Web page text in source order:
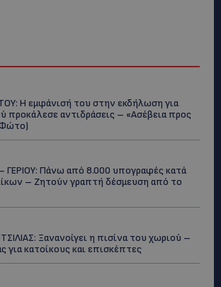
Η εμφάνισή του στην εκδήλωση για
προκάλεσε αντιδράσεις – «Ασέβεια προς
ΓΕΡΙΟΥ: Πάνω από 8.000 υπογραφές κατά
– Ζητούν γραπτή δέσμευση από το
Ξανανοίγει η πισίνα του χωριού –
για κατοίκους και επισκέπτες